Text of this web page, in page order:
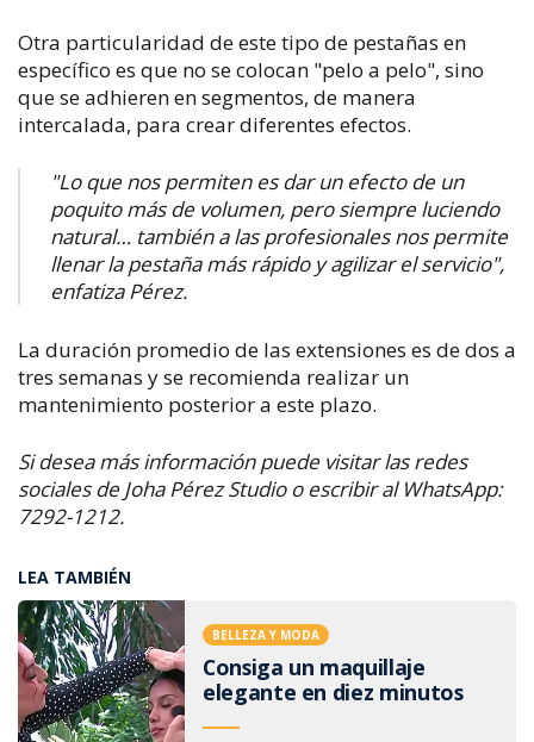
Otra particularidad de este tipo de pestañas en
específico es que no se colocan "pelo a pelo", sino
que se adhieren en segmentos, de manera
intercalada, para crear diferentes efectos.
"Lo que nos permiten es dar un efecto de un
poquito más de volumen, pero siempre luciendo
natural… también a las profesionales nos permite
llenar la pestaña más rápido y agilizar el servicio",
enfatiza Pérez.
La duración promedio de las extensiones es de dos a
tres semanas y se recomienda realizar un
mantenimiento posterior a este plazo.
Si desea más información puede visitar las redes
sociales de Joha Pérez Studio o escribir al WhatsApp:
7292-1212.
LEA TAMBIÉN
BELLEZA Y MODA
Consiga un maquillaje
elegante en diez minutos